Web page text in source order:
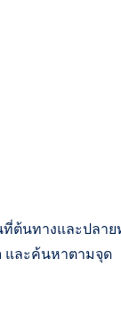
ต้นทางและปลาย
และค้นหาตามจุด